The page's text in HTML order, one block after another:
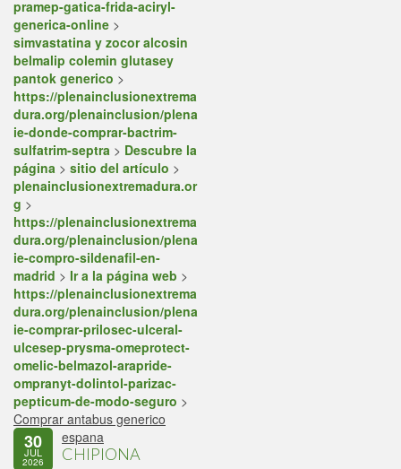
pramep-gatica-frida-aciryl-
generica-online >
simvastatina y zocor alcosin
belmalip colemin glutasey
pantok generico >
https://plenainclusionextrema
dura.org/plenainclusion/plena
ie-donde-comprar-bactrim-
sulfatrim-septra > Descubre la
página > sitio del artículo >
plenainclusionextremadura.or
g >
https://plenainclusionextrema
dura.org/plenainclusion/plena
ie-compro-sildenafil-en-
madrid > Ir a la página web >
https://plenainclusionextrema
dura.org/plenainclusion/plena
ie-comprar-prilosec-ulceral-
ulcesep-prysma-omeprotect-
omelic-belmazol-arapride-
ompranyt-dolintol-parizac-
pepticum-de-modo-seguro >
Comprar antabus generico
espana
30
JUL
2026 CHIPIONA